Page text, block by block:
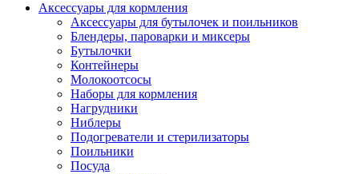
Аксессуары для кормления
Аксессуары для бутылочек и поильников
Блендеры, пароварки и миксеры
Бутылочки
Контейнеры
Молокоотсосы
Наборы для кормления
Нагрудники
Ниблеры
Подогреватели и стерилизаторы
Поильники
Посуда